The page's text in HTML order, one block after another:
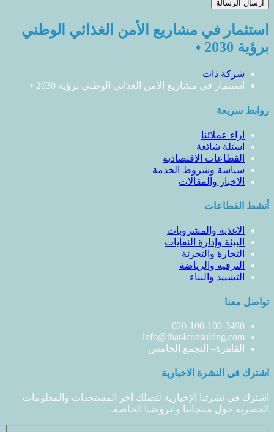
استثمار في مشاريع الأمن الغذائي الوطني
برؤية 2030 •
شركة ذات
استثمار في مشاريع الأمن الغذائي الوطني برؤية 2030 •
روابط سريعة
اراء عملائنا
اسئلة شائعة
القطاعات الاقتصادية
سياسة وشروط الخدمة
الاخبار والمقالات
أنشط القطاعات
الاغذية والمشروبات
البيئة وإدارة النفايات
التجارة والتجزئة
الترفيه والرياضة
التشييد والبناء
تواصل معنا
020-100-100-3490
info@that4consulting.com
القاهرة– التجمع الخامس
اشترك فى النشرة الاخبارية
اشترك في نشرتنا الإخبارية لتصلك آخر المستجدات والمعلومات
الحصرية حول منتجاتنا وعروضنا الخاصة.